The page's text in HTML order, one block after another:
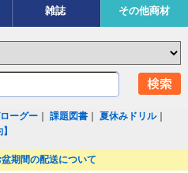
雑誌 その他商材
ーグー ｜課題図書 ｜夏休みドリル｜
盆期間の配送について